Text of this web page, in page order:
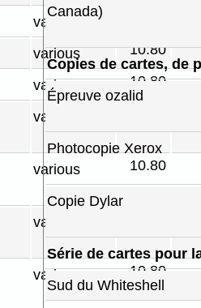
various
various 10.80
various 10.80
various
various 10.80
various
various 10.80
Canada)
Copies de cartes, de
Épreuve ozalid
Photocopie Xerox
Copie Dylar
Série de cartes pour
Sud du Whiteshell